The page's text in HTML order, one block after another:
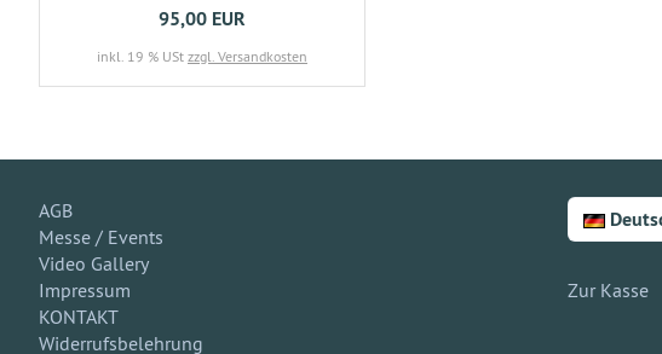
95,00 EUR
inkl. 19 % USt zzgl. Versandkosten
AGB
Messe / Events
Video Gallery
Impressum
KONTAKT
Widerrufsbelehrung
Zur Kasse